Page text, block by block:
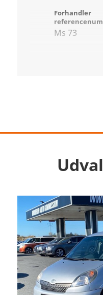
Forhandler
Ms 73